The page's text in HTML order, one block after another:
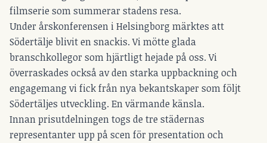
filmserie som summerar stadens resa.
Under årskonferensen i Helsingborg märktes att
Södertälje blivit en snackis. Vi mötte glada
branschkollegor som hjärtligt hejade på oss. Vi
överraskades också av den starka uppbackning och
engagemang vi fick från nya bekantskaper som följt
Södertäljes utveckling. En värmande känsla.
Innan prisutdelningen togs de tre städernas
representanter upp på scen för presentation och